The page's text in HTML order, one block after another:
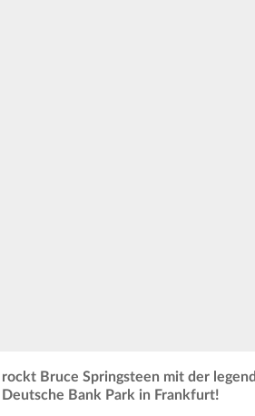
rockt Bruce Springsteen mit der
Bank Park in Frankfurt!